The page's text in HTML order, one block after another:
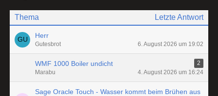
Thema Letzte Antwort
Herr
Gutesbrot 6. August 2026 um 19:02
WMF 1000 Boiler undicht
2
Marabu
4. August 2026 um 16:24
Sage Oracle Touch - Wasser kommt beim Brühen aus